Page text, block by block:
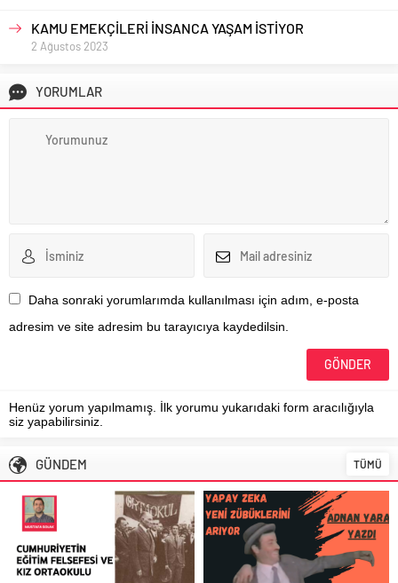
KAMU EMEKÇİLERİ İNSANCA YAŞAM İSTİYOR
2 Ağustos 2023
YORUMLAR
Daha sonraki yorumlarımda kullanılması için adım, e-posta
adresim ve site adresim bu tarayıcıya kaydedilsin.
Henüz yorum yapılmamış. İlk yorumu yukarıdaki form aracılığıyla
siz yapabilirsiniz.
GÜNDEM TÜMÜ